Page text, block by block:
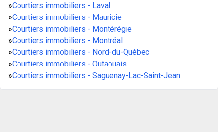
»Courtiers immobiliers - Laval
»Courtiers immobiliers - Mauricie
»Courtiers immobiliers - Montérégie
»Courtiers immobiliers - Montréal
»Courtiers immobiliers - Nord-du-Québec
»Courtiers immobiliers - Outaouais
»Courtiers immobiliers - Saguenay-Lac-Saint-Jean